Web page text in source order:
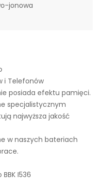
jonowa
i Telefonów
posiada efektu pamięci.
specjalistycznym
najwyższa jakość
w naszych bateriach
I536